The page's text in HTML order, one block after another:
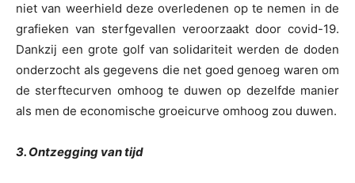
niet van weerhield deze overledenen op te nemen in de
grafieken van sterfgevallen veroorzaakt door covid-19.
Dankzij een grote golf van solidariteit werden de doden
onderzocht als gegevens die net goed genoeg waren om
de sterftecurven omhoog te duwen op dezelfde manier
als men de economische groeicurve omhoog zou duwen.
3. Ontzegging van tijd